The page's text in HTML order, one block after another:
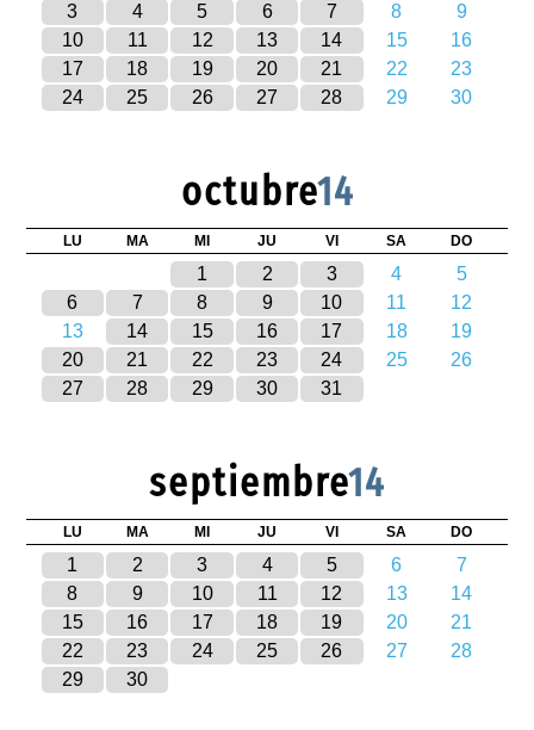
3
4 5 6 7 8
9
10
11 12 13 14 15
16
17
18 19 20 21 22
23
24
25 26 27 28 29 30
octubre14
LU MA MI JU VI SA DO
1 2 3 4
5
6
7 8 9 10 11
12
13
14 15 16 17 18
19
20
21 22 23 24 25
26
27
28 29 30 31
septiembre14
LU MA MI JU VI SA DO
1 2 3 4 5 6
7
8
9 10 11 12 13
14
15
16 17 18 19 20
21
22
23 24 25 26 27
28
29
30